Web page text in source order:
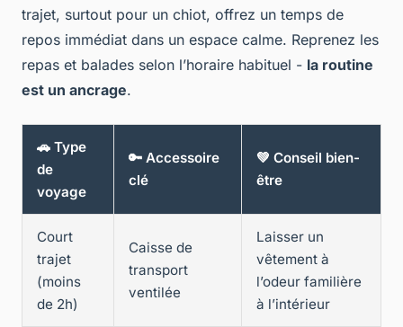
trajet, surtout pour un chiot, offrez un temps de
repos immédiat dans un espace calme. Reprenez les
repas et balades selon l’horaire habituel - la routine
est un ancrage.
🚗 Type
de
voyage
🔑 Accessoire
clé
💚 Conseil bien-
être
Court
trajet
(moins
de 2h)
Caisse de
transport
ventilée
Laisser un
vêtement à
l’odeur familière
à l’intérieur